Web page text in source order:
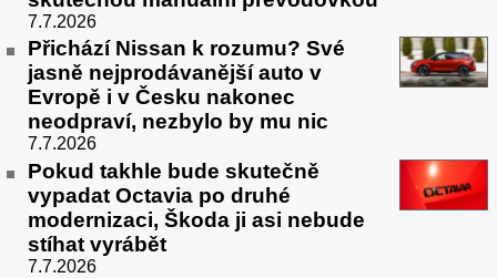
7.7.2026
Přichází Nissan k rozumu? Své
jasně nejprodávanější auto v
Evropě i v Česku nakonec
neodpraví, nezbylo by mu nic
7.7.2026
Pokud takhle bude skutečně
vypadat Octavia po druhé
modernizaci, Škoda ji asi nebude
stíhat vyrábět
7.7.2026